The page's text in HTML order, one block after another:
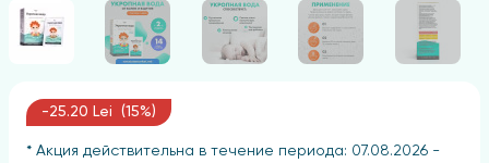
-25.20 Lei (15%)
* Акция действительна в течение периода: 07.08.2026 -